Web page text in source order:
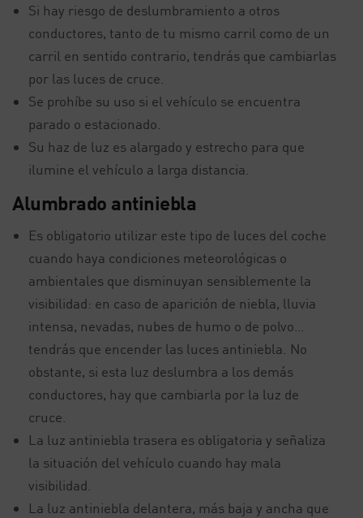
Si hay riesgo de deslumbramiento a otros
conductores, tanto de tu mismo carril como de un
carril en sentido contrario, tendrás que cambiarlas
por las luces de cruce.
Se prohíbe su uso si el vehículo se encuentra
parado o estacionado.
Su haz de luz es alargado y estrecho para que
ilumine el vehículo a larga distancia.
Alumbrado antiniebla
Es obligatorio utilizar este tipo de luces del coche
cuando haya condiciones meteorológicas o
ambientales que disminuyan sensiblemente la
visibilidad: en caso de aparición de niebla, lluvia
intensa, nevadas, nubes de humo o de polvo…
tendrás que encender las luces antiniebla. No
obstante, si esta luz deslumbra a los demás
conductores, hay que cambiarla por la luz de
cruce.
La luz antiniebla trasera es obligatoria y señaliza
la situación del vehículo cuando hay mala
visibilidad.
La luz antiniebla delantera, más baja y ancha que